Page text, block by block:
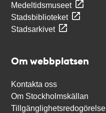
Medeltidsmuseet
Stadsbiblioteket
Stadsarkivet
Om webbplatsen
Kontakta oss
Om Stockholmskällan
Tillgänglighetsredogörelse